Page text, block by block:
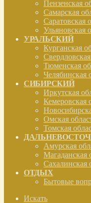
Пензенская
Самарская
Саратовская
Ульяновская
УРАЛЬСКИЙ
Курганская
Тюменская
Челябинская
СИБИРСКИЙ
Иркутская
Кемеровская
Омская
Томская
Амурская
Магаданская
Сахалинская
ОТДЫХ
Бытовые
Искать